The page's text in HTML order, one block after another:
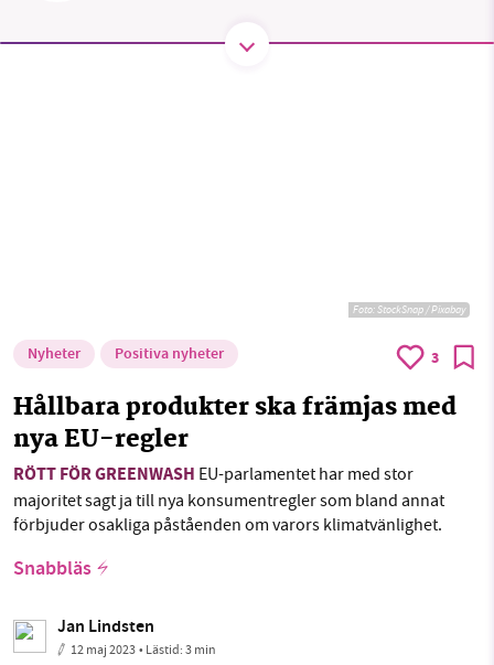
Foto:StockSnap / Pixabay
Nyheter Positiva nyheter 3
Hållbara produkter ska främjas med
nya EU-regler
RÖTT FÖR GREENWASH EU-parlamentet har med stor
majoritet sagt ja till nya konsumentregler som bland annat
förbjuder osakliga påståenden om varors klimatvänlighet.
Snabbläs
Jan Lindsten
12 maj 2023• Lästid:3 min
1231368703
Läs vad vi vill göra